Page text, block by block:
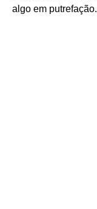
algo em putrefação.